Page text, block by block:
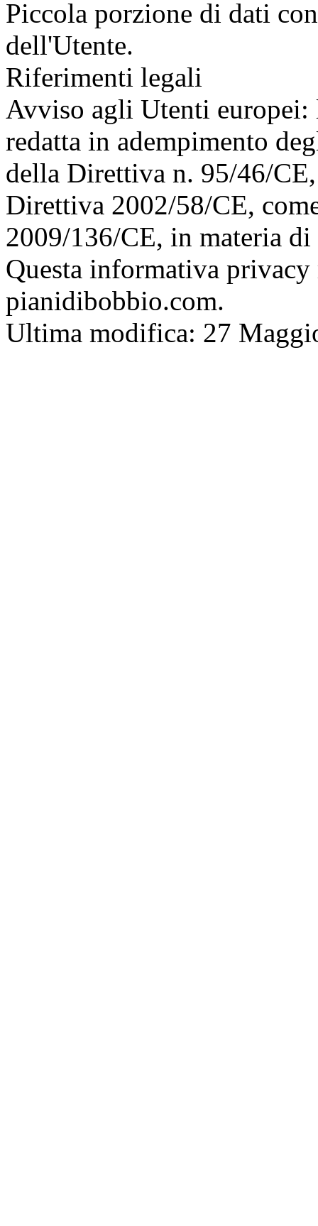
Piccola porzione di dati
dell'Utente.
Riferimenti legali
Avviso agli Utenti europei:
redatta in adempimento
della Direttiva n. 95/46/
Direttiva 2002/58/CE,
2009/136/CE, in materia
Questa informativa privacy
pianidibobbio.com.
Ultima modifica: 27